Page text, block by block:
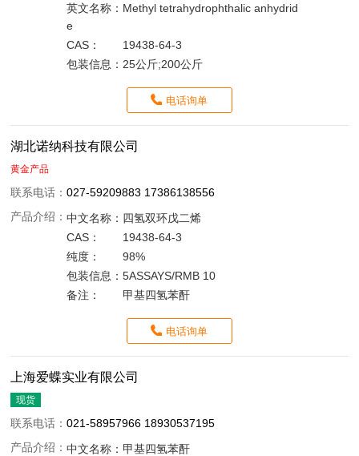
英文名称： Methyl tetrahydrophthalic anhydrid
e
CAS：
19438-64-3
包装信息： 25公斤;200公斤
电话询单
湖北诺纳科技有限公司
黄金产品
联系电话：027-59209883 17386138556
产品介绍：中文名称： 四氢双环戊二烯
CAS：
19438-64-3
纯度：
98%
包装信息：5ASSAYS/RMB 10
备注：
甲基四氢苯酐
电话询单
上海爱蝶实业有限公司
现货
联系电话：021-58957966 18930537195
产品介绍：中文名称： 甲基四氢苯酐